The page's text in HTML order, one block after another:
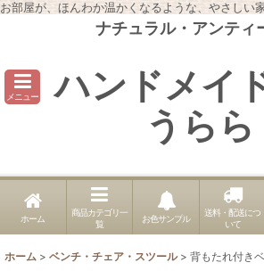
お部屋が、ほんわか温かくなるような、やさし
ナチュラル・アンティ
メニュー ハンドメイ
うらら
ホーム
商品カテゴリ一
覧
お色サンプル
送料・配送につ
いて
ホーム > ベンチ・チェア・スツール > 背もたれ付き